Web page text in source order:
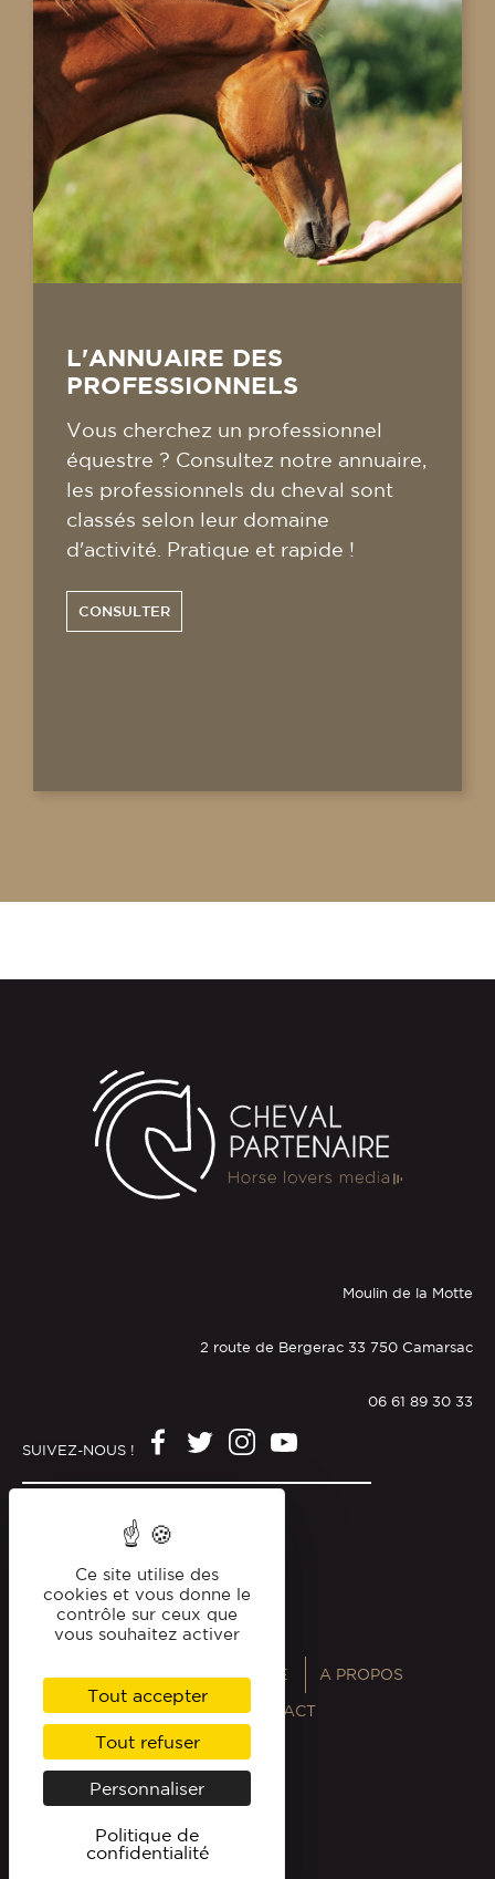
L'ANNUAIRE DES
PROFESSIONNELS
Vous cherchez un professionnel
équestre ? Consultez notre annuaire,
les professionnels du cheval sont
classés selon leur domaine
d'activité. Pratique et rapide !
CONSULTER
Moulin de la Motte
2 route de Bergerac 33 750 Camarsac
06 61 89 30 33
SUIVEZ-NOUS !
Politique de confidentialité
ANNUAIRES MAGAZINE A PROPOS
PROFESSIONNELS CONTACT
Ce site utilise des
cookies et vous donne le
contrôle sur ceux que
vous souhaitez activer
Tout accepter
Tout refuser
Personnaliser
Politique de
confidentialité